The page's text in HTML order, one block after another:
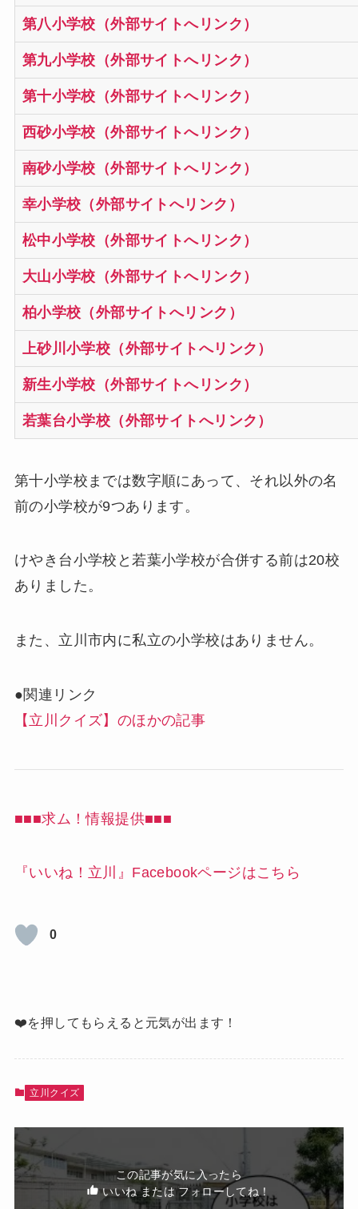
第八小学校（外部サイトへリンク）
第九小学校（外部サイトへリンク）
第十小学校（外部サイトへリンク）
西砂小学校（外部サイトへリンク）
南砂小学校（外部サイトへリンク）
幸小学校（外部サイトへリンク）
松中小学校（外部サイトへリンク）
大山小学校（外部サイトへリンク）
柏小学校（外部サイトへリンク）
上砂川小学校（外部サイトへリンク）
新生小学校（外部サイトへリンク）
若葉台小学校（外部サイトへリンク）
第十小学校までは数字順にあって、それ以外の名
前の小学校が9つあります。
けやき台小学校と若葉小学校が合併する前は20校
ありました。
また、立川市内に私立の小学校はありません。
●関連リンク
【立川クイズ】のほかの記事
■■■求ム！情報提供■■■
『いいね！立川』Facebookページはこちら
0
❤️を押してもらえると元気が出ます！
立川クイズ
この記事が気に入ったら
いいね または フォローしてね！